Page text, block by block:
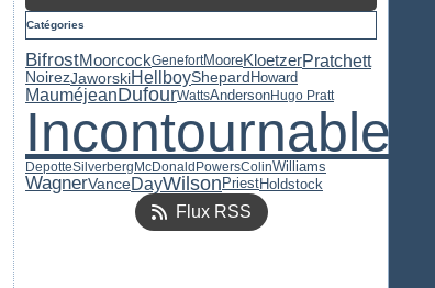
Catégories
BifrostMoorcockGenefortMooreKloetzerPratchett
NoirezJaworskiHellboyShepard Howard
MauméjeanDufourWattsAndersonHugo Pratt
Incontournable
DepotteSilverbergMcDonaldPowersColinWilliams
WagnerVanceDayWilson PriestHoldstock
Flux RSS